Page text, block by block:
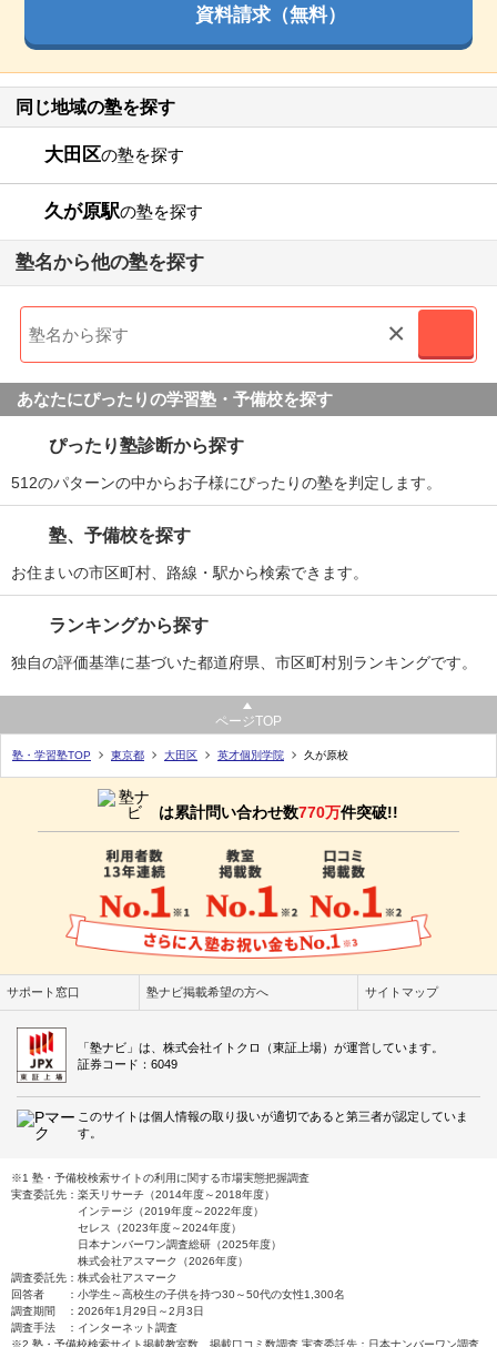
資料請求（無料）
同じ地域の塾を探す
大田区の塾を探す
久が原駅の塾を探す
塾名から他の塾を探す
×
あなたにぴったりの学習塾・予備校を探す
ぴったり塾診断から探す
512のパターンの中からお子様にぴったりの塾を判定します。
塾、予備校を探す
お住まいの市区町村、路線・駅から検索できます。
ランキングから探す
独自の評価基準に基づいた都道府県、市区町村別ランキングです。
ページTOP
塾・学習塾TOP 東京都 大田区 英才個別学院 久が原校
は累計問い合わせ数770万件突破!!
サポート窓口 塾ナビ掲載希望の方へ サイトマップ
「塾ナビ」は、株式会社イトクロ（東証上場）が運営しています。
証券コード：6049
このサイトは個人情報の取り扱いが適切であると第三者が認定していま
す。
※1 塾・予備校検索サイトの利用に関する市場実態把握調査
実査委託先：楽天リサーチ（2014年度～2018年度）
インテージ（2019年度～2022年度）
セレス（2023年度～2024年度）
日本ナンバーワン調査総研（2025年度）
株式会社アスマーク（2026年度）
調査委託先：株式会社アスマーク
回答者 ：小学生～高校生の子供を持つ30～50代の女性1,300名
調査期間 ：2026年1月29日～2月3日
調査手法 ：インターネット調査
※2 塾・予備校検索サイト掲載教室数、掲載口コミ数調査 実査委託先：日本ナンバーワン調査